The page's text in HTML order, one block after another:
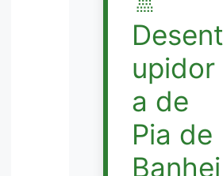
Desent
upidor
a de
Pia de
Banhei